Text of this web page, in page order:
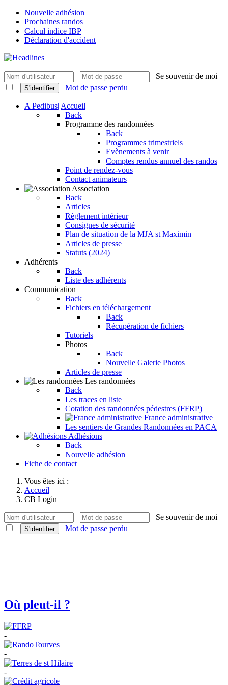
Nouvelle adhésion
Prochaines randos
Calcul indice IBP
Déclaration d'accident
Se souvenir de moi
S'identifier Mot de passe perdu
A Pedibus||Accueil
Back
Programme des randonnées
Back
Programmes trimestriels
Evènements à venir
Comptes rendus annuel des randos
Point de rendez-vous
Contact animateurs
Association
Back
Articles
Règlement intérieur
Consignes de sécurité
Plan de situation de la MJA st Maximin
Articles de presse
Statuts (2024)
Adhérents
Back
Liste des adhérents
Communication
Back
Fichiers en téléchargement
Back
Récupération de fichiers
Tutoriels
Photos
Back
Nouvelle Galerie Photos
Articles de presse
Les randonnées
Back
Les traces en liste
Cotation des randonnées pédestres (FFRP)
France administrative
Les sentiers de Grandes Randonnées en PACA
Adhésions
Back
Nouvelle adhésion
Fiche de contact
Vous êtes ici :
Accueil
CB Login
Se souvenir de moi
S'identifier Mot de passe perdu
Où pleut-il ?
-
-
-